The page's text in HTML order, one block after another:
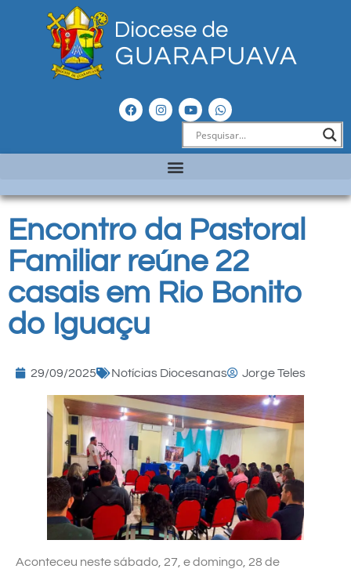
Encontro da Pastoral
Familiar reúne 22
casais em Rio Bonito
do Iguaçu
29/09/2025 Notícias Diocesanas Jorge Teles
Aconteceu neste sábado, 27, e domingo, 28 de